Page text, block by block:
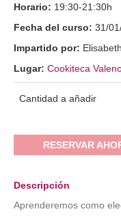
Horario: 19:30-21:30h
Fecha del curso: 31/
Impartido por:
Lugar: Cookiteca
Cantidad a añadir
RESERVAR
Descripción
Aprenderemos como